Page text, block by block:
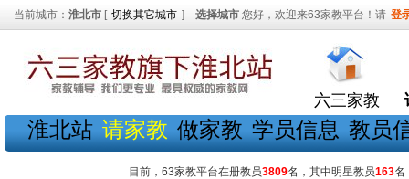
当前城市： 淮北市 [ 切换其它城市 ] 选择城市 您好，欢迎来63家教平台！请 登
六三家教
淮北站 请家教 做家教 学员信息 教员
目前，63家教平台在册教员3809名，其中明星教员163名